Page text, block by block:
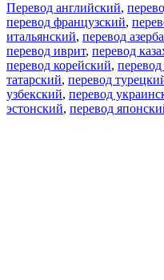
Перевод английский,
перевод французский,
итальянский, перевод
перевод иврит, перевод
перевод корейский,
татарский, перевод
узбекский, перевод
эстонский, перевод